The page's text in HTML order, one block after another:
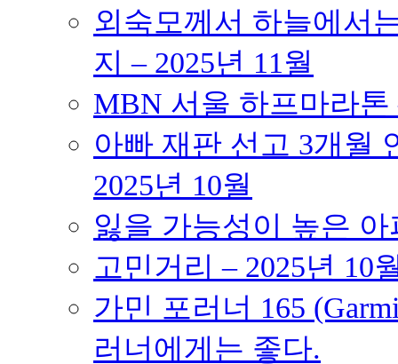
외숙모께서 하늘에서
지 – 2025년 11월
MBN 서울 하프마라톤
아빠 재판 선고 3개월
2025년 10월
잃을 가능성이 높은
고민거리 – 2025년 10
가민 포러너 165
러너에게는 좋다.